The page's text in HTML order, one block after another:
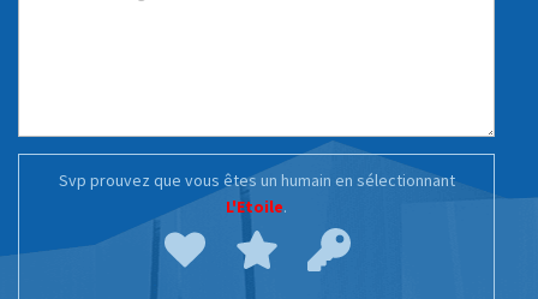
Svp prouvez que vous êtes un humain en sélectionnant
L'Etoile.